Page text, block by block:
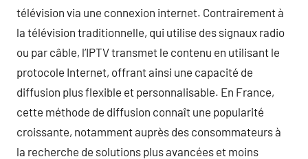
télévision via une connexion internet. Contrairement à
la télévision traditionnelle, qui utilise des signaux radio
ou par câble, l’IPTV transmet le contenu en utilisant le
protocole Internet, offrant ainsi une capacité de
diffusion plus flexible et personnalisable. En France,
cette méthode de diffusion connaît une popularité
croissante, notamment auprès des consommateurs à
la recherche de solutions plus avancées et moins